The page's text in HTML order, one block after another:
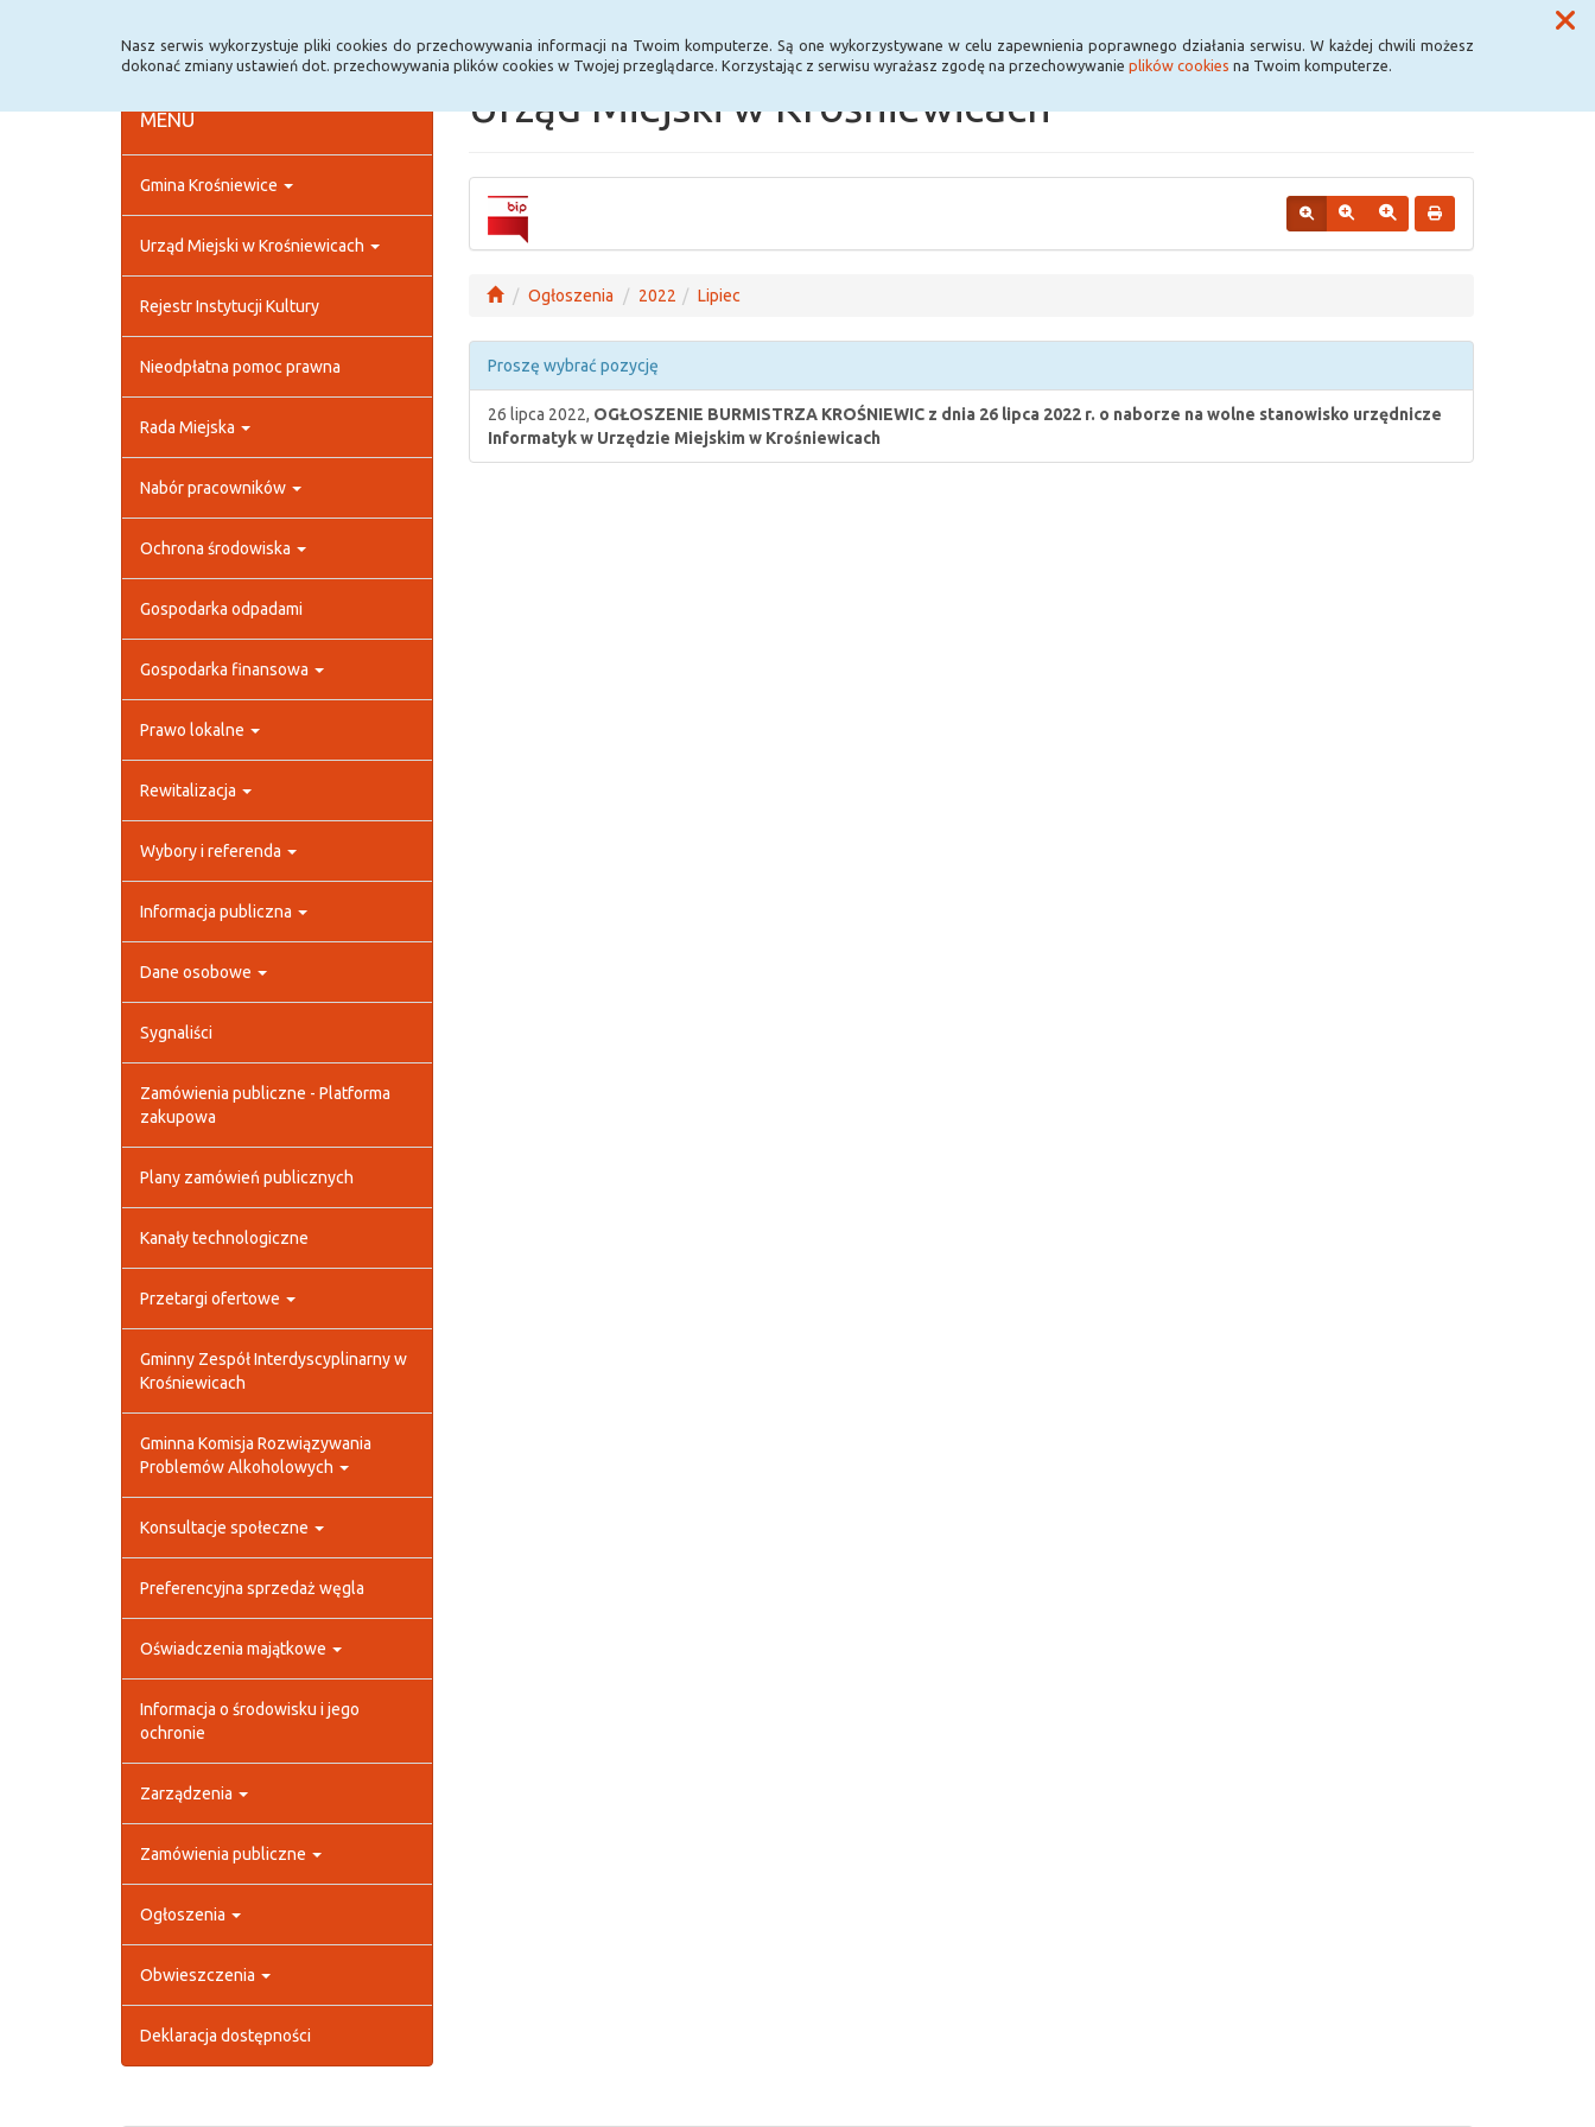
Nasz serwis wykorzystuje pliki cookies do przechowywania informacji na Twoim komputerze. Są one wykorzystywane w celu zapewnienia poprawnego działania serwisu. W każdej chwili możesz
dokonać zmiany ustawień dot. przechowywania plików cookies w Twojej przeglądarce. Korzystając z serwisu wyrażasz zgodę na przechowywanie plików cookies na Twoim komputerze.
MENU
Gmina Krośniewice
Urząd Miejski w Krośniewicach
Rejestr Instytucji Kultury
Nieodpłatna pomoc prawna
Rada Miejska
Nabór pracowników
Ochrona środowiska
Gospodarka odpadami
Gospodarka finansowa
Prawo lokalne
Rewitalizacja
Wybory i referenda
Informacja publiczna
Dane osobowe
Sygnaliści
Zamówienia publiczne - Platforma
zakupowa
Plany zamówień publicznych
Kanały technologiczne
Przetargi ofertowe
Gminny Zespół Interdyscyplinarny w
Krośniewicach
Gminna Komisja Rozwiązywania
Problemów Alkoholowych
Konsultacje społeczne
Preferencyjna sprzedaż węgla
Oświadczenia majątkowe
Informacja o środowisku i jego
ochronie
Zarządzenia
Zamówienia publiczne
Ogłoszenia
Obwieszczenia
Deklaracja dostępności
Urząd Miejski w Krośniewicach
Ogłoszenia 2022 Lipiec
Proszę wybrać pozycję
26 lipca 2022, OGŁOSZENIE BURMISTRZA KROŚNIEWIC z dnia 26 lipca 2022 r. o naborze na wolne stanowisko urzędnicze
Informatyk w Urzędzie Miejskim w Krośniewicach